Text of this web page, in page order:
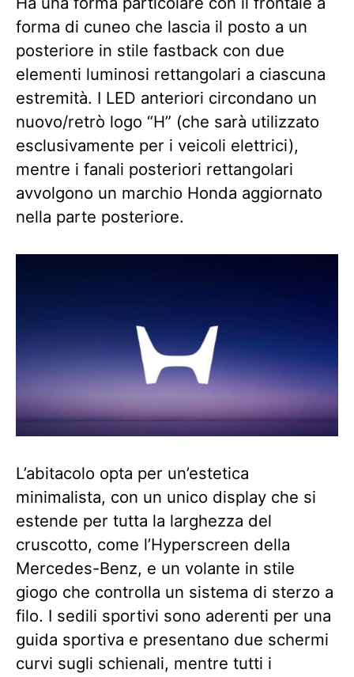
forma di cuneo che lascia il posto a un
posteriore in stile fastback con due
elementi luminosi rettangolari a ciascuna
estremità. I LED anteriori circondano un
nuovo/retrò logo “H” (che sarà utilizzato
esclusivamente per i veicoli elettrici),
mentre i fanali posteriori rettangolari
avvolgono un marchio Honda aggiornato
nella parte posteriore.
L’abitacolo opta per un’estetica
minimalista, con un unico display che si
estende per tutta la larghezza del
cruscotto, come l’Hyperscreen della
Mercedes-Benz, e un volante in stile
giogo che controlla un sistema di sterzo a
filo. I sedili sportivi sono aderenti per una
guida sportiva e presentano due schermi
curvi sugli schienali, mentre tutti i